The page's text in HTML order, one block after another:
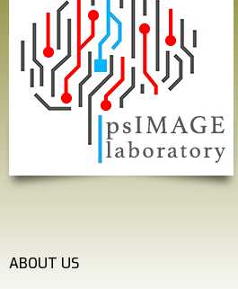
ABOUT US